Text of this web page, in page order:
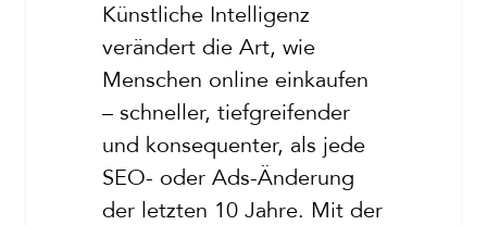
Künstliche Intelligenz
verändert die Art, wie
Menschen online einkaufen
– schneller, tiefgreifender
und konsequenter, als jede
SEO- oder Ads-Änderung
der letzten 10 Jahre. Mit der